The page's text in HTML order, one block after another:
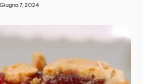
Giugno 7, 2024